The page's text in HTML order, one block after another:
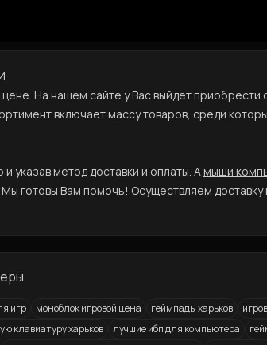
цене. На нашем сайте у Вас выйдет
включает массу товаров, среди
указав метод доставки и оплаты. Амыши
готовы Вам помочь! Осуществляем
игр моноблок игровой цена геймпады харьков
клавиатуру харьков лучшие ибп для компьютера